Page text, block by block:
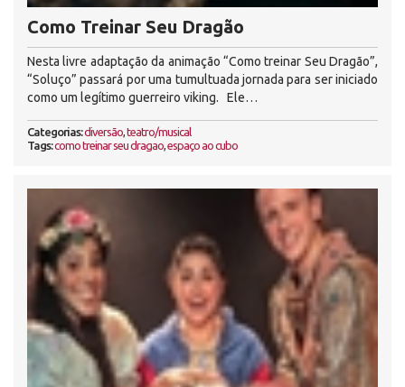
Como Treinar Seu Dragão
Nesta livre adaptação da animação “Como treinar Seu Dragão”,
“Soluço” passará por uma tumultuada jornada para ser iniciado
como um legítimo guerreiro viking. Ele…
Categorias:diversão,teatro/musical
Tags:como treinar seu dragao,espaço ao cubo